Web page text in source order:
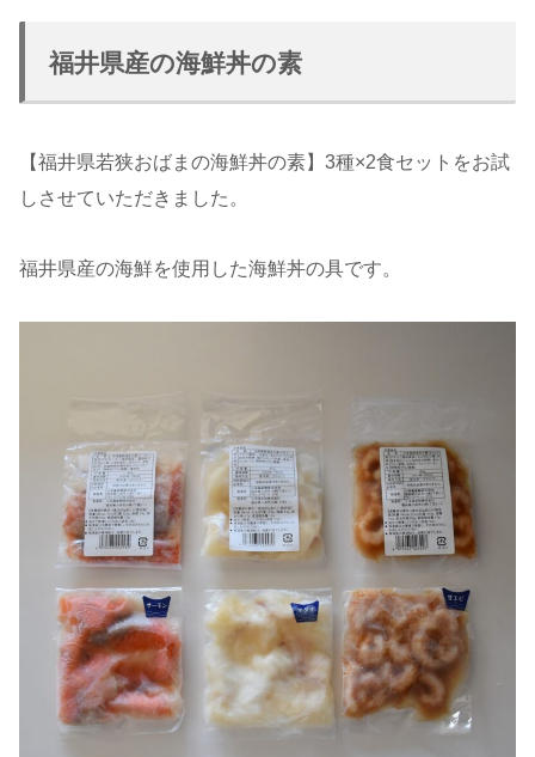
福井県産の海鮮丼の素
【福井県若狭おばまの海鮮丼の素】3種×2食セットをお試
しさせていただきました。
福井県産の海鮮を使用した海鮮丼の具です。